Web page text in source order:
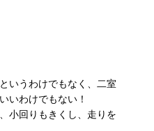
いうわけでもなく、二室
いわけでもない！
小回りもきくし、走りを